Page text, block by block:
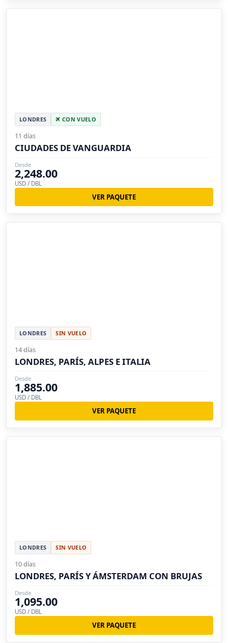
LONDRES CON VUELO
11 días
CIUDADES DE VANGUARDIA
Desde
2,248.00
USD / DBL
VER PAQUETE
LONDRES SIN VUELO
14 días
LONDRES, PARÍS, ALPES E ITALIA
Desde
1,885.00
USD / DBL
VER PAQUETE
LONDRES SIN VUELO
10 días
LONDRES, PARÍS Y ÁMSTERDAM CON BRUJAS
Desde
1,095.00
USD / DBL
VER PAQUETE